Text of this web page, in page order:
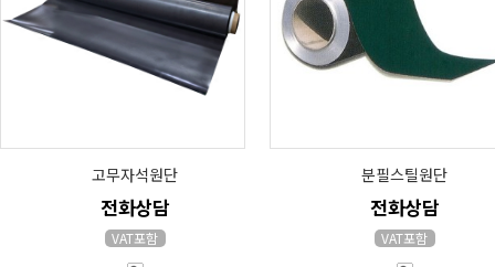
고무자석원단
전화상담
VAT포함
분필스틸원단
전화상담
VAT포함